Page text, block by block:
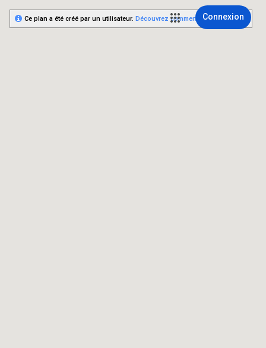
Connexion
Ce plan a été créé par un utilisateur. Découvrez comment créer le vôtre.